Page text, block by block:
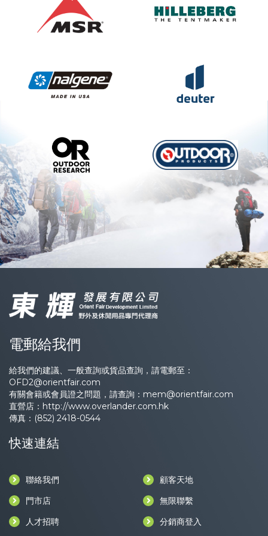
電郵給我們
給我們的建議、一般查詢或貨品查詢，請電郵至：
OFD2@orientfair.com
有關會籍或會員證之問題，請查詢： mem@orientfair.com
直營店： http://www.overlander.com.hk
傳真：(852) 2418-0544
快速連結
聯絡我們
門市店
人才招聘
顧客天地
無限聯繫
分銷商登入